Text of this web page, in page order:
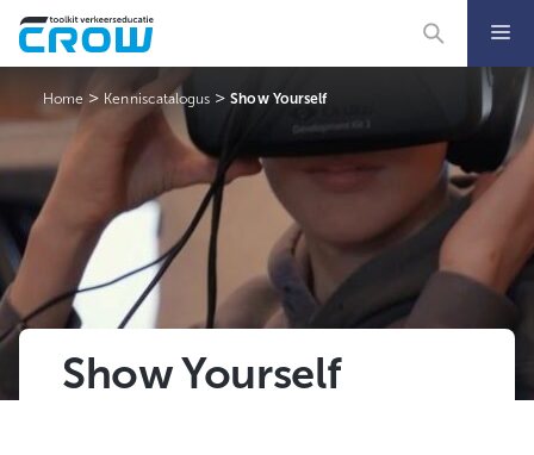
naar
Home> Kenniscatalogus >Show Yourself
Show Yourself